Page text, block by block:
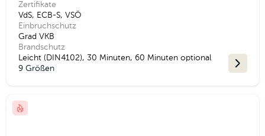
Zertifikate
VdS, ECB-S, VSÖ
Einbruchschutz
Grad VKB
Brandschutz
Leicht (DIN4102), 30 Minuten, 60 Minuten optional
9 Größen